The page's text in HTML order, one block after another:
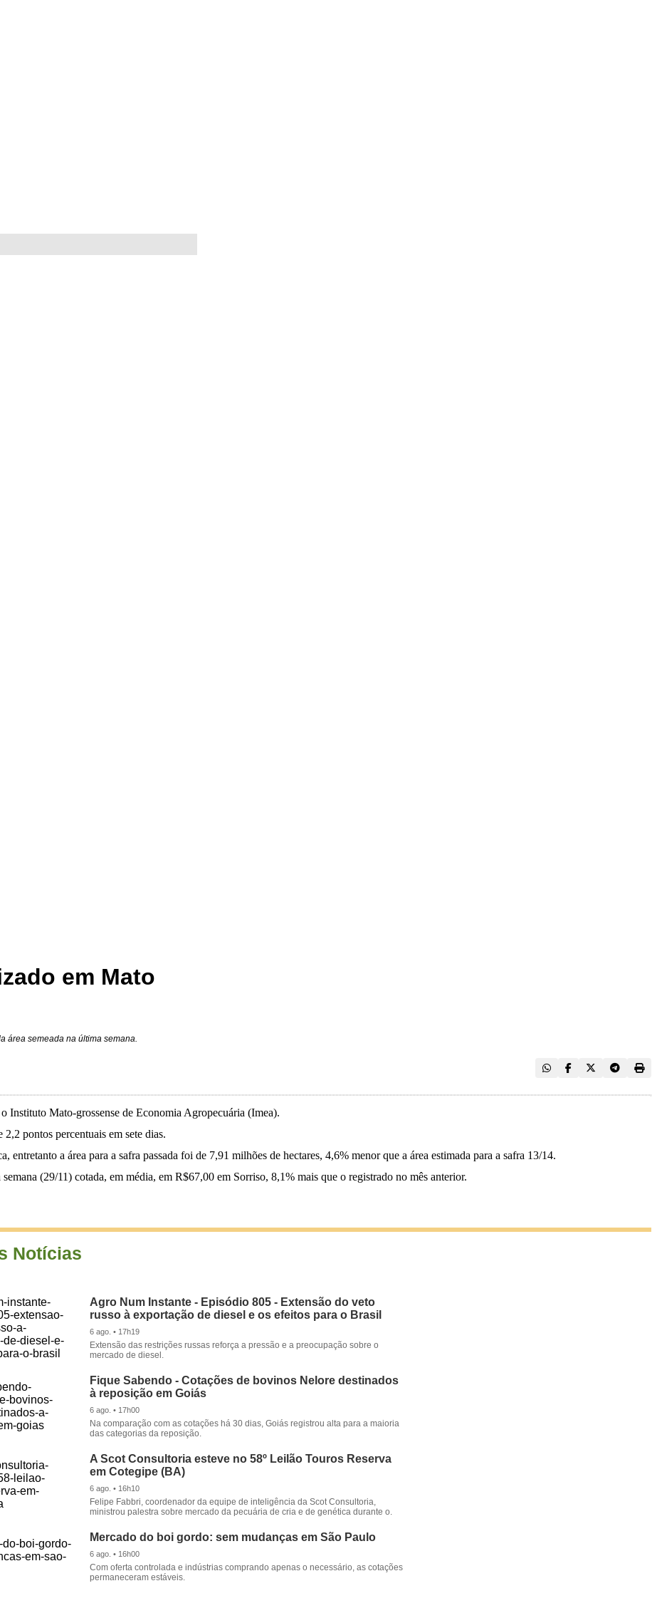
em Mato
área semeada na última semana.
Instituto Mato-grossense de Economia Agropecuária (Imea).
pontos percentuais em sete dias.
entretanto a área para a safra passada foi de 7,91 milhões de hectares, 4,6% menor que a área estimada para a safra 13/14.
(29/11) cotada, em média, em R$67,00 em Sorriso, 8,1% mais que o registrado no mês anterior.
Notícias
Agro Num Instante - Episódio 805 - Extensão do veto
russo à exportação de diesel e os efeitos para o Brasil
6 ago. • 17h19
Extensão das restrições russas reforça a pressão e a preocupação sobre o
mercado de diesel.
Fique Sabendo - Cotações de bovinos Nelore destinados
à reposição em Goiás
6 ago. • 17h00
Na comparação com as cotações há 30 dias, Goiás registrou alta para a maioria
das categorias da reposição.
A Scot Consultoria esteve no 58º Leilão Touros Reserva
em Cotegipe (BA)
6 ago. • 16h10
Felipe Fabbri, coordenador da equipe de inteligência da Scot Consultoria,
ministrou palestra sobre mercado da pecuária de cria e de genética durante o.
Mercado do boi gordo: sem mudanças em São Paulo
6 ago. • 16h00
Com oferta controlada e indústrias comprando apenas o necessário, as cotações
permaneceram estáveis.